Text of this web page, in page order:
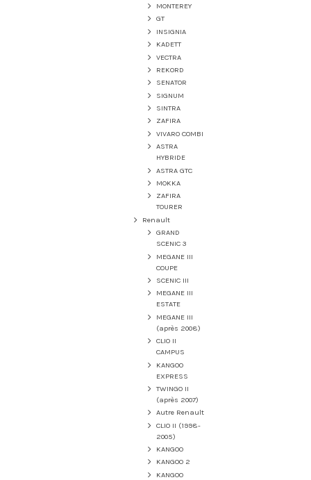
MONTEREY
GT
INSIGNIA
KADETT
VECTRA
REKORD
SENATOR
SIGNUM
SINTRA
ZAFIRA
VIVARO COMBI
ASTRA
HYBRIDE
ASTRA GTC
MOKKA
ZAFIRA
TOURER
Renault
GRAND
SCENIC 3
MEGANE III
COUPE
SCENIC III
MEGANE III
ESTATE
MEGANE III
(après 2008)
CLIO II
CAMPUS
KANGOO
EXPRESS
TWINGO II
(après 2007)
Autre Renault
CLIO II (1998-
2005)
KANGOO
KANGOO 2
KANGOO